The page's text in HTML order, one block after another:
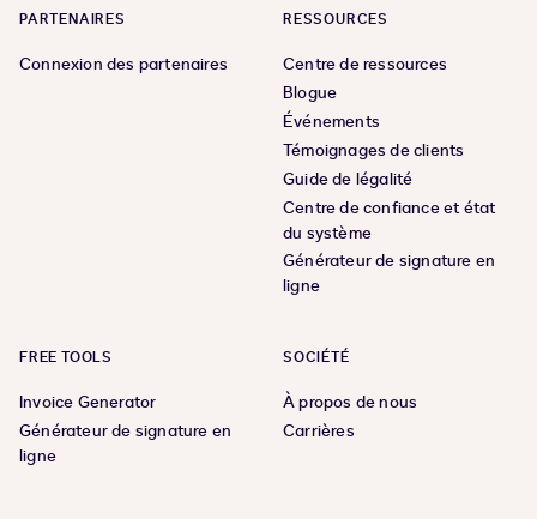
PARTENAIRES
Connexion des partenaires
RESSOURCES
Centre de ressources
Blogue
Événements
Témoignages de clients
Guide de légalité
Centre de confiance et état
du système
Générateur de signature en
ligne
FREE TOOLS
Invoice Generator
Générateur de signature en
ligne
SOCIÉTÉ
À propos de nous
Carrières